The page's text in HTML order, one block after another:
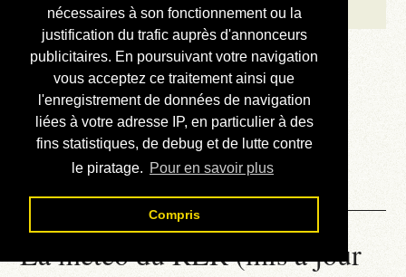
nécessaires à son fonctionnement ou la
justification du trafic auprès d'annonceurs
publicitaires. En poursuivant votre navigation
vous acceptez ce traitement ainsi que
l'enregistrement de données de navigation
liées à votre adresse IP, en particulier à des
fins statistiques, de debug et de lutte contre
le piratage. Pour en savoir plus
Compris
Réalisations
Divers (et d’été)
Annonces
Liens externes
Téléchargement
Contact
La météo du RER (mis à jour